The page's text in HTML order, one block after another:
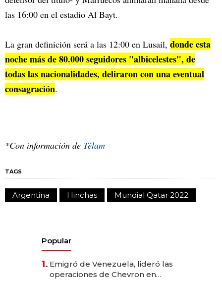
las 16:00 en el estadio Al Bayt.
La gran definición será a las 12:00 en Lusail, donde esta
noche más de 80.000 seguidores "albicelestes", de
todas las nacionalidades, deliraron con una eventual
consagración.
*Con información de Télam
TAGS
Argentina Hinchas Mundial Qatar 2022
Popular
1. Emigró de Venezuela, lideró las
operaciones de Chevron en